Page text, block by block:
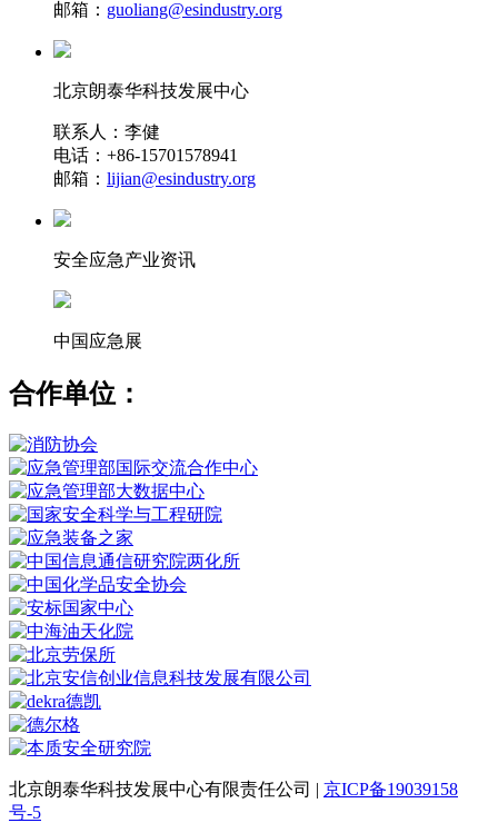
邮箱： guoliang@esindustry.org
北京朗泰华科技发展中心
联系人：李健
电话：+86-15701578941
邮箱： lijian@esindustry.org
安全应急产业资讯
中国应急展
合作单位：
北京朗泰华科技发展中心有限责任公司 | 京ICP备19039158
号-5